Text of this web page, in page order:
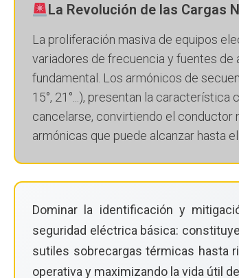
La Revolución de las Cargas
La proliferación masiva de equipos
variadores de frecuencia y fuentes
fundamental. Los armónicos de
15°, 21°...), presentan la característica
cancelarse, convirtiendo el conductor
armónicas que puede alcanzar hasta
Dominar la identificación y
seguridad eléctrica básica:
sutiles sobrecargas térmicas hasta
operativa y maximizando la vida útil